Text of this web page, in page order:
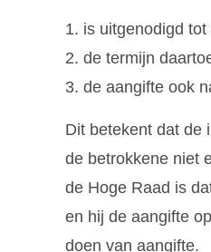
is uitgenodigd
de termijn
de aangifte ook
Dit betekent dat de
de betrokkene niet
de Hoge Raad is
en hij de aangifte
doen van aangifte.